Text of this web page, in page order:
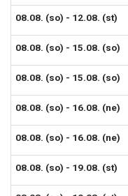
08.08. (so) - 12.08. (st)
08.08. (so) - 15.08. (so)
08.08. (so) - 15.08. (so)
08.08. (so) - 16.08. (ne)
08.08. (so) - 16.08. (ne)
08.08. (so) - 19.08. (st)